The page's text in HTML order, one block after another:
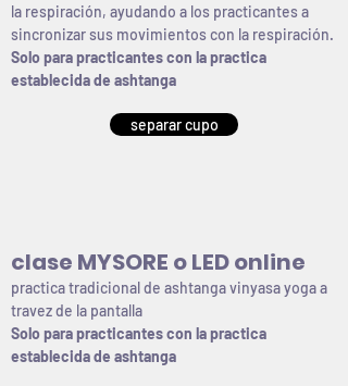
la respiración, ayudando a los practicantes a
sincronizar sus movimientos con la respiración.
Solo para practicantes con la practica
establecida de ashtanga
separar cupo
clase MYSORE o LED online
practica tradicional de ashtanga vinyasa yoga a
travez de la pantalla
Solo para practicantes con la practica
establecida de ashtanga